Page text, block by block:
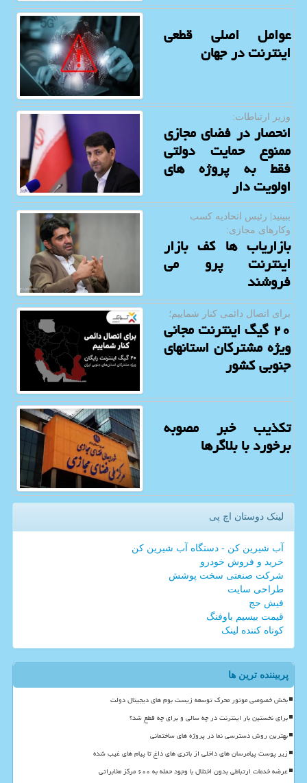
عوامل اصلی قطعی
اینترنت در جهان
وزیر ارتباطات:
انحصار در فضای مجازی
ممنوع حمایت دولتی
فقط به پروژه های
اولویت دار
ببینید| رئیس اتحادیه كسب
وكارهای مجازی:
بازاریاب ها کف بازار
اینترنت پرو می
فروشند
برای اتصال دائمی كنار شماییم؛
۲۰ گیگ اینترنت مجانی
ویژه مشترکان استانهای
جنوبی کشور
تکذیب خبر مصوبه
برخورد با بلاگرها
لینک دوستان اچ پی
آب شیرین کن - دستگاه آب شیرین کن
خرید و فروش خودرو
شرکت صنعتی سخت پوشش
طراحی سایت
فیش حج
قیمت بیسیم باوفنگ
کوتاه کننده لینک
پربیننده ترین ها
بخش خصوصی موتور محرک توسعه زیست بوم های دیجیتال دولت
برای نخستین بار اینترنت در چه سالی و برای چه قطع شد؟
بهترین روش دسترسی نما در پروژه های ساختمانی
زیر پوست پیامرسان های داخلی از باتری های داغ تا پیام های غیب شده
عرضه خدمات ارتباطی بدون اختلال با وجود حمله به ۶۰۰ مرکز مخابراتی